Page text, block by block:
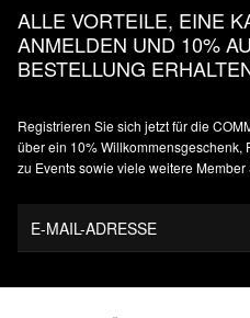
ALLE VORTEILE, EINE
ANMELDEN UND 10%
BESTELLUNG
Registrieren Sie sich jetzt für die
über ein 10% Willkommensgeschenk,
zu Events sowie viele weitere Member
E-MAIL-ADRESSE